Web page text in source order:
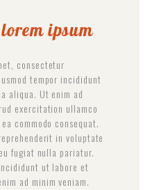
ipsum
consectetur
tempor incididunt
aliqua. Ut enim ad
exercitation ullamco
commodo consequat.
in voluptate
fugiat nulla pariatur.
ut labore et
ad minim veniam.